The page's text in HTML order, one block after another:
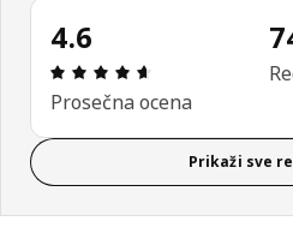
4.6
Pregled: 4.6 od
Prosečna ocena
Prikaži sve